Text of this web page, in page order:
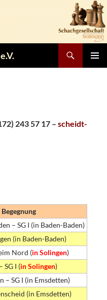
243 57 17 – scheidt-
Begegnung
– SG I (in Baden-Baden)
(in Baden-Baden)
Nord (in Solingen)
SG I (in Solingen)
– SG I (in Emsdetten)
(in Emsdetten)